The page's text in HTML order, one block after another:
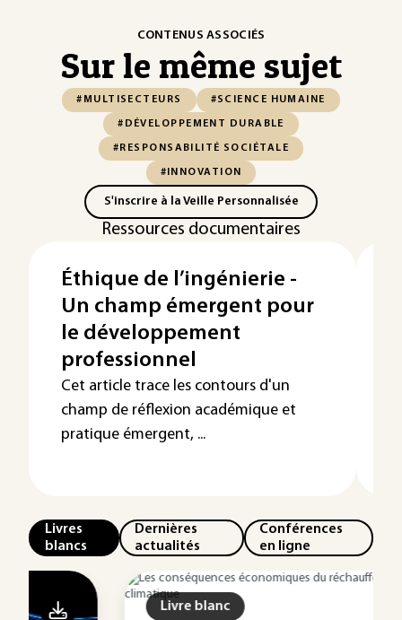
CONTENUS ASSOCIÉS
Sur le même sujet
#MULTISECTEURS #SCIENCE HUMAINE
#DÉVELOPPEMENT DURABLE
#RESPONSABILITÉ SOCIÉTALE
#INNOVATION
S'inscrire à la Veille Personnalisée
Ressources documentaires
Éthique de l’ingénierie -
Un champ émergent pour
le développement
professionnel
Cet article trace les contours d'un
champ de réflexion académique et
pratique émergent, ...
Livres
blancs
Dernières
actualités
Conférences
en ligne
Livre blanc